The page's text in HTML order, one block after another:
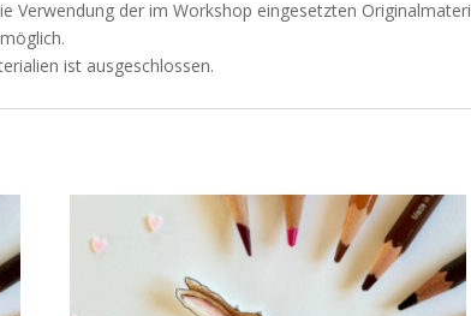
Verwendung der im Workshop eingesetzten
ist ausgeschlossen.